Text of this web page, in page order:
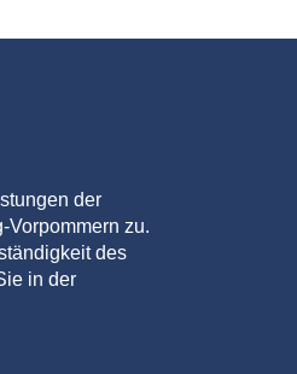
der
Vorpommern zu.
des
in der